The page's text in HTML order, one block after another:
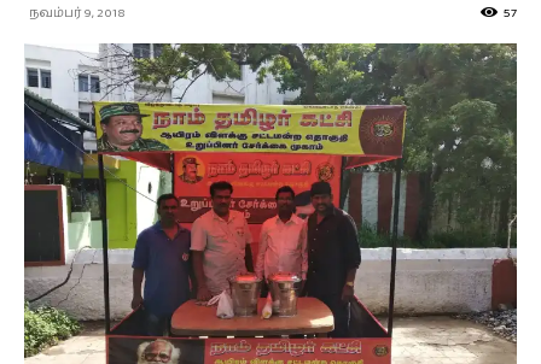
நவம்பர் 9, 2018 57